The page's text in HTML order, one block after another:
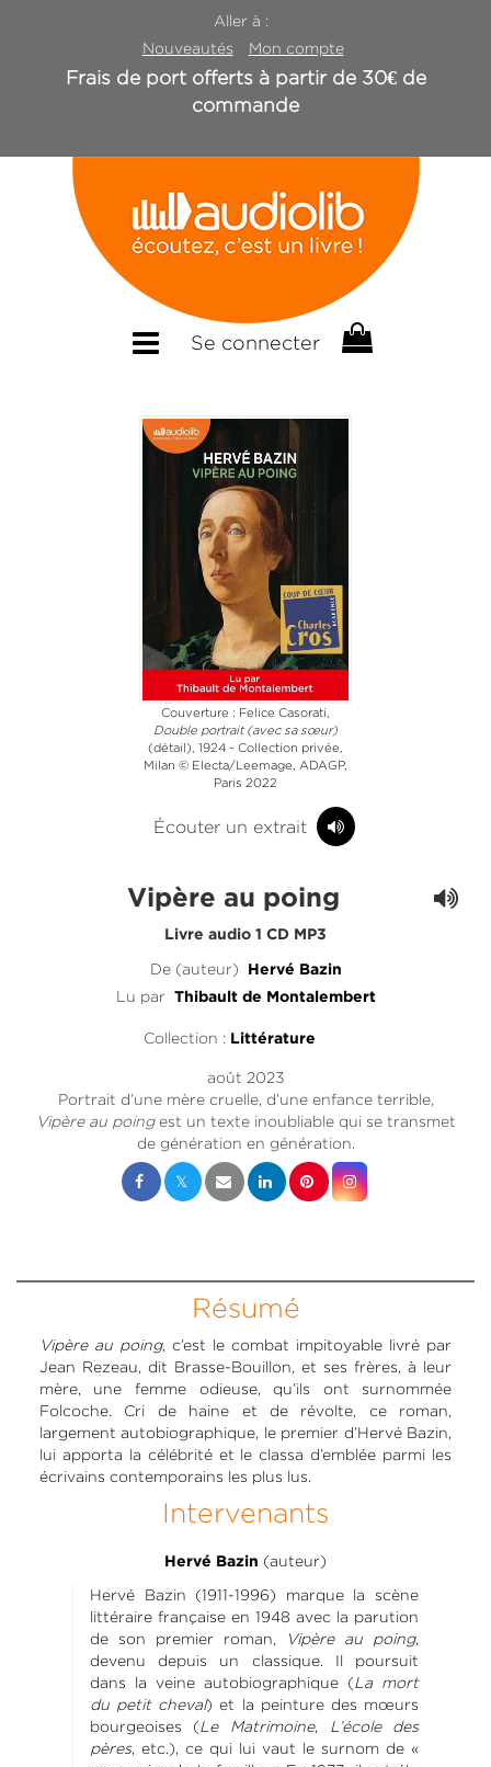
Aller à :
Nouveautés
Mon compte
Frais de port offerts à partir de 30€ de
commande
Se connecter
Couverture : Felice Casorati,
Double portrait (avec sa sœur)
(détail), 1924 - Collection privée,
Milan © Electa/Leemage, ADAGP,
Paris 2022
Écouter un extrait
Vipère au poing
Livre audio 1 CD MP3
De (auteur) Hervé Bazin
Lu par Thibault de Montalembert
Collection : Littérature
août 2023
Portrait d’une mère cruelle, d’une enfance terrible,
Vipère au poingest un texte inoubliable qui se transmet
de génération en génération.
Résumé
Vipère au poing, c’est le combat impitoyable livré par
Jean Rezeau, dit Brasse-Bouillon, et ses frères, à leur
mère, une femme odieuse, qu’ils ont surnommée
Folcoche. Cri de haine et de révolte, ce roman,
largement autobiographique, le premier d’Hervé Bazin,
lui apporta la célébrité et le classa d’emblée parmi les
écrivains contemporains les plus lus.
Intervenants
Hervé Bazin (auteur)
Hervé Bazin (1911-1996) marque la scène
littéraire française en 1948 avec la parution
de son premier roman,
Vipère au poing,
devenu depuis un classique. Il poursuit
dans la veine autobiographique (La mort
du petit cheval) et la peinture des mœurs
bourgeoises (Le Matrimoine, L’école des
pères, etc.), ce qui lui vaut le surnom de «